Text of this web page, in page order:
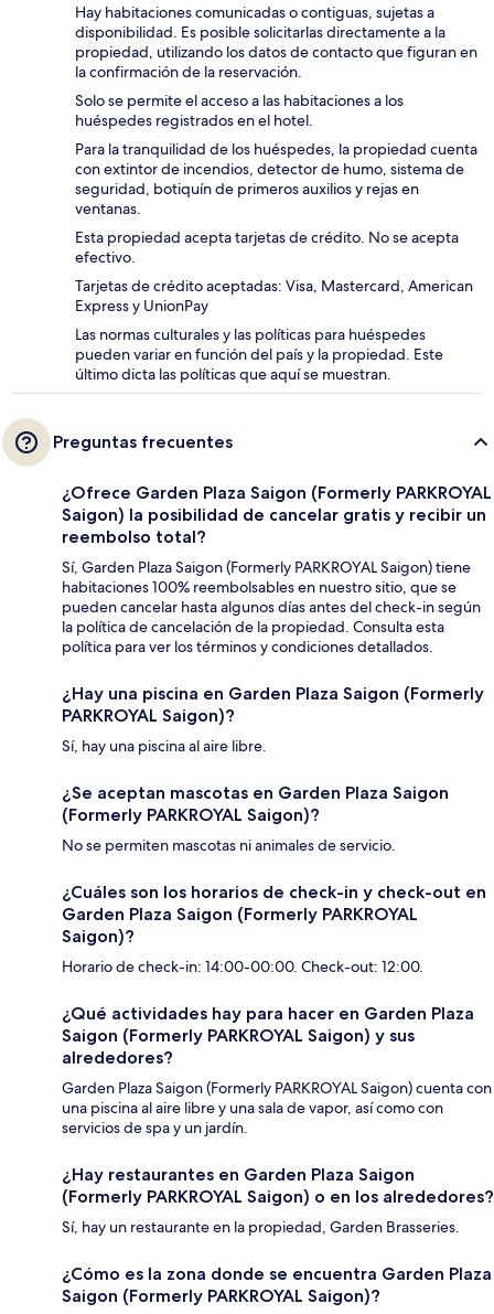
Hay habitaciones comunicadas o contiguas, sujetas a
disponibilidad. Es posible solicitarlas directamente a la
propiedad, utilizando los datos de contacto que figuran en
la confirmación de la reservación.
Solo se permite el acceso a las habitaciones a los
huéspedes registrados en el hotel.
Para la tranquilidad de los huéspedes, la propiedad cuenta
con extintor de incendios, detector de humo, sistema de
seguridad, botiquín de primeros auxilios y rejas en
ventanas.
Esta propiedad acepta tarjetas de crédito. No se acepta
efectivo.
Tarjetas de crédito aceptadas: Visa, Mastercard, American
Express y UnionPay
Las normas culturales y las políticas para huéspedes
pueden variar en función del país y la propiedad. Este
último dicta las políticas que aquí se muestran.
Preguntas frecuentes
¿Ofrece Garden Plaza Saigon (Formerly PARKROYAL
Saigon) la posibilidad de cancelar gratis y recibir un
reembolso total?
Sí, Garden Plaza Saigon (Formerly PARKROYAL Saigon) tiene
habitaciones 100% reembolsables en nuestro sitio, que se
pueden cancelar hasta algunos días antes del check-in según
la política de cancelación de la propiedad. Consulta esta
política para ver los términos y condiciones detallados.
¿Hay una piscina en Garden Plaza Saigon (Formerly
PARKROYAL Saigon)?
Sí, hay una piscina al aire libre.
¿Se aceptan mascotas en Garden Plaza Saigon
(Formerly PARKROYAL Saigon)?
No se permiten mascotas ni animales de servicio.
¿Cuáles son los horarios de check-in y check-out en
Garden Plaza Saigon (Formerly PARKROYAL
Saigon)?
Horario de check-in: 14:00-00:00. Check-out: 12:00.
¿Qué actividades hay para hacer en Garden Plaza
Saigon (Formerly PARKROYAL Saigon) y sus
alrededores?
Garden Plaza Saigon (Formerly PARKROYAL Saigon) cuenta con
una piscina al aire libre y una sala de vapor, así como con
servicios de spa y un jardín.
¿Hay restaurantes en Garden Plaza Saigon
(Formerly PARKROYAL Saigon) o en los alrededores?
Sí, hay un restaurante en la propiedad, Garden Brasseries.
¿Cómo es la zona donde se encuentra Garden Plaza
Saigon (Formerly PARKROYAL Saigon)?